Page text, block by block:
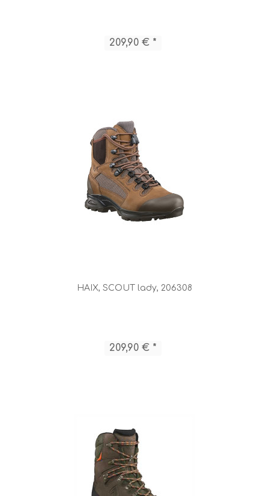
209,90 € *
HAIX, SCOUT lady, 206308
209,90 € *